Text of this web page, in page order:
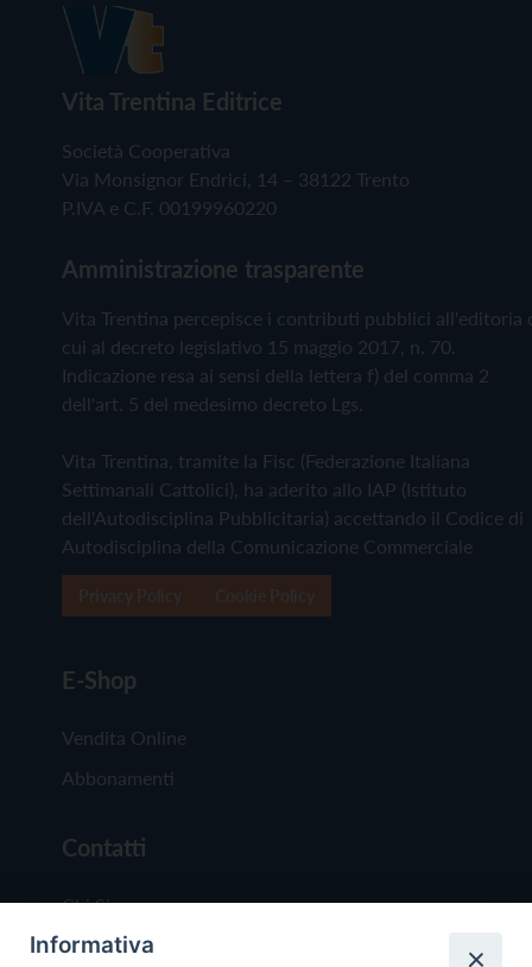
Vita Trentina Editrice
Società Cooperativa
Via Monsignor Endrici, 14 – 38122 Trento
P.IVA e C.F. 00199960220
Amministrazione trasparente
Vita Trentina percepisce i contributi pubblici all'editoria
cui al decreto legislativo 15 maggio 2017, n. 70.
Indicazione resa ai sensi della lettera f) del comma 2
dell'art. 5 del medesimo decreto Lgs.
Vita Trentina, tramite la Fisc (Federazione Italiana
Settimanali Cattolici), ha aderito allo IAP (Istituto
dell'Autodisciplina Pubblicitaria) accettando il Codice di
Autodisciplina della Comunicazione Commerciale
E-Shop
Vendita Online
Abbonamenti
Contatti
Chi Siamo
Redazione
Informativa